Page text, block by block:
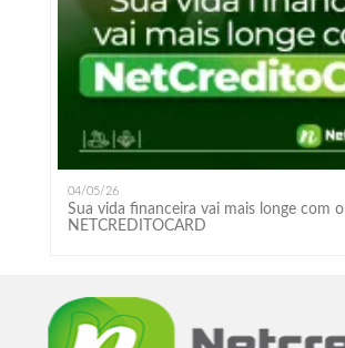
04/05/26
Sua vida financeira vai mais longe com o
NETCREDITOCARD